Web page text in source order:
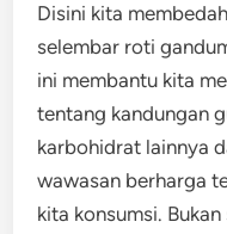
Disini kita
selembar roti
ini membantu kita
tentang kandungan
karbohidrat lainnya
wawasan berharga
kita konsumsi.